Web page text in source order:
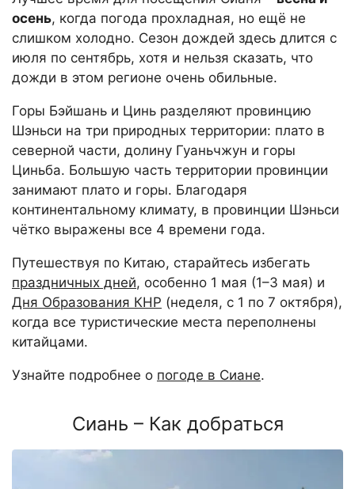
осень, когда погода прохладная, но ещё не
слишком холодно. Сезон дождей здесь длится с
июля по сентябрь, хотя и нельзя сказать, что
дожди в этом регионе очень обильные.
Горы Бэйшань и Цинь разделяют провинцию
Шэньси на три природных территории: плато в
северной части, долину Гуаньчжун и горы
Циньба. Большую часть территории провинции
занимают плато и горы. Благодаря
континентальному климату, в провинции Шэньси
чётко выражены все 4 времени года.
Путешествуя по Китаю, старайтесь избегать
праздничных дней, особенно 1 мая (1–3 мая) и
Дня Образования КНР (неделя, с 1 по 7 октября),
когда все туристические места переполнены
китайцами.
Узнайте подробнее о погоде в Сиане.
Сиань – Как добраться